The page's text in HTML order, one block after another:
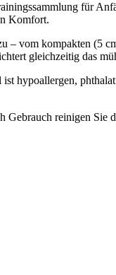
für
Komfort.
– vom kompakten (5
gleichzeitig das
hypoallergen,
reinigen Sie